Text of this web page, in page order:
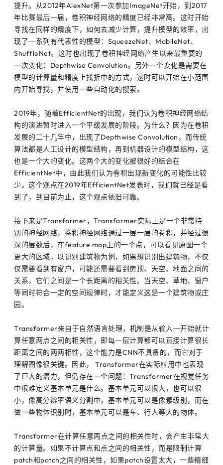
提升。从2012年AlexNet第一次参加ImageNet开始，到2017
年比赛最后一届，卷积神经网络的精度已经非常高。这时开始
寻找在同样的精度下，如何去减少计算，提升模型的效率，出
现了一系列有代表性的模型：SqueezeNet、MobileNet、
ShuffleNet。这时也出现了卷积神经网络产生以来最重要的
一次变化：Depthwise Convolution。另外一个变化是需要在
模型的计算量和精度上找折中的方式，这时可以开始在小范围
内开始寻找，并使用一些自动化的搜索。
2019年，随着EfficientNet的出现，我们认为卷积神经网络结
构的演进暂时进入一个平缓发展的阶段。为什么？因为在卷积
发展的二十几年中，出现了Depthwise Convolution，而传统
算法都是人工设计的模型结构，再到机器设计的模型结构，这
也是一个大的变化。这两个大的变化被很好的结合在
EfficientNet中，由此我们认为卷积出现新变化的可能性比较
少。这个观点在2019年EfficientNet发表时，我们就已经是看
到了，到目前为止，这个观点依旧可靠。
接下来是Transformer，Transformer实际上是一个非常特
别的神经网络，卷积神经网络通过一层一层的卷积，并经过很
深的层数后，在feature map上的一个点，可以看见原图一个
更大的区域。以识别建筑物为例，如果想识别出建筑物，不仅
仅需要看到有窗户，可能还需要看到房顶、天空、地面之间的
关系，它们之间是一个长距离的相关性。当天空、草地、窗户
等同时符合一定的空间规律时，才能定义这是一个建筑物或庄
园。
Transformer来自于自然语言处理，机制是从输入一开始就计
算任意两点之间的相关性，即每一层计算都可以直接计算很长
距离之间的两两相性，这个能力是CNN不具备的，而它对于
理解图像很关键。因此， Transformer在实际应用中也表现
了巨大的潜力，但仍存在一个问题：Transformer在视觉任务
中很难定义基本单元是什么。基本单元可以很大，也可以很
小，像高分辨率语义分割中，基本单元可以是像素级别，而在
做一些物体识别时，基本单元可以是车、行人等大的物体。
Transformer在计算任意两点之间的相关性时，会产生非常大
的计算量。如果不计算点和点之间的相关性，而是限制计算
patch和patch之间的相关性，如果patch设置太大，一些精细